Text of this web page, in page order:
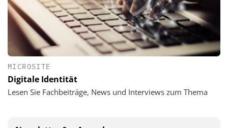
MICROSITE
Digitale Identität
Lesen Sie Fachbeiträge, News und Interviews zum Thema